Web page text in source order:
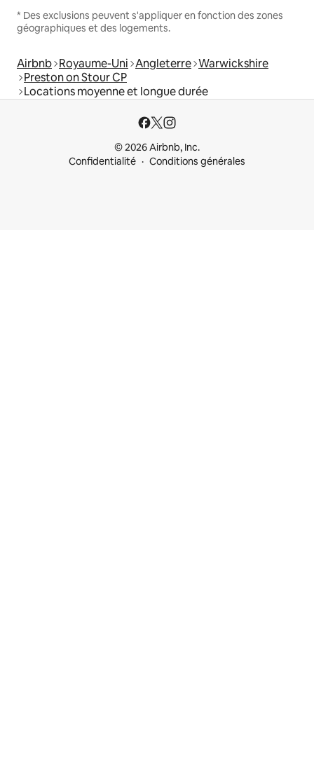
* Des exclusions peuvent s'appliquer en fonction des zones
géographiques et des logements.
Airbnb Royaume-Uni Angleterre Warwickshire
Preston on Stour CP
Locations moyenne et longue durée
© 2026 Airbnb, Inc.
Confidentialité
Conditions générales